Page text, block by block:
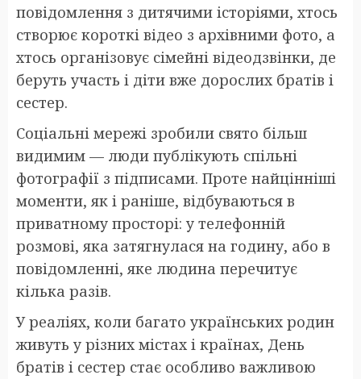
повідомлення з дитячими історіями, хтось
створює короткі відео з архівними фото, а
хтось організовує сімейні відеодзвінки, де
беруть участь і діти вже дорослих братів і
сестер.
Соціальні мережі зробили свято більш
видимим — люди публікують спільні
фотографії з підписами. Проте найцінніші
моменти, як і раніше, відбуваються в
приватному просторі: у телефонній
розмові, яка затягнулася на годину, або в
повідомленні, яке людина перечитує
кілька разів.
У реаліях, коли багато українських родин
живуть у різних містах і країнах, День
братів і сестер стає особливо важливою